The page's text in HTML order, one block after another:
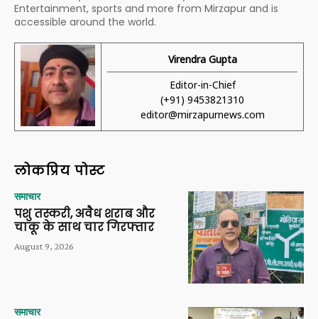
Entertainment, sports and more from Mirzapur and is
accessible around the world.
Virendra Gupta
Editor-in-Chief
(+91) 9453821310
editor@mirzapurnews.com
लोकप्रिय पोस्ट
समाचार
पशु तस्करी, अवैध शराब और
चाकू के साथ चार गिरफ्तार
August 9, 2026
समाचार